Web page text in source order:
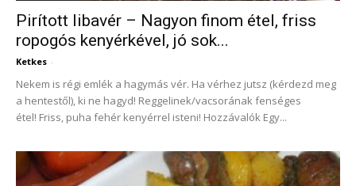
Pirított libavér – Nagyon finom étel, friss
ropogós kenyérkével, jó sok...
Ketkes -
Nekem is régi emlék a hagymás vér. Ha vérhez jutsz (kérdezd meg
a hentestől), ki ne hagyd! Reggelinek/vacsorának fenséges
étel! Friss, puha fehér kenyérrel isteni! Hozzávalók Egy...